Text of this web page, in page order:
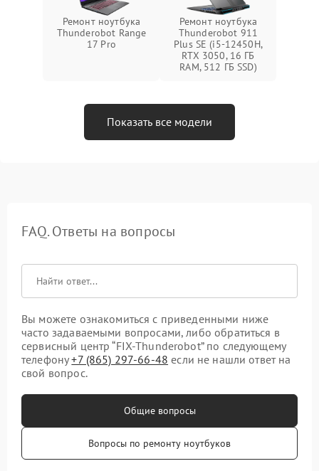
Ремонт ноутбука
Thunderobot Range
17 Pro
Ремонт ноутбука
Thunderobot 911
Plus SE (i5-12450H,
RTX 3050, 16 ГБ
RAM, 512 ГБ SSD)
Показать все модели
FAQ. Ответы на вопросы
Вы можете ознакомиться с приведенными ниже
часто задаваемыми вопросами, либо обратиться в
сервисный центр “FIX-Thunderobot” по следующему
телефону+7 (865) 297-66-48 если не нашли ответ на
свой вопрос.
Общие вопросы
Вопросы по ремонту ноутбуков